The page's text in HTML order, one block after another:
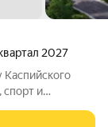
2027
спорт и